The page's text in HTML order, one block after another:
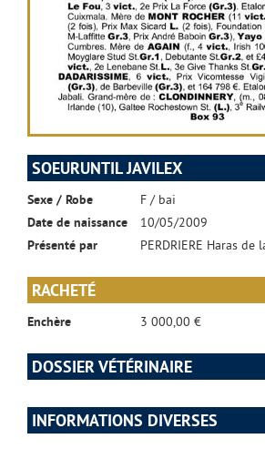
SOEURUNTIL JAVILEX
Sexe / Robe
F / bai
Date de naissance
10/05/2009
Présenté par
PERDRIERE Haras de
RACHETÉ
Enchère 3 000,00 €
DOSSIER VÉTÉRINAIRE
INFORMATIONS DIVERSES